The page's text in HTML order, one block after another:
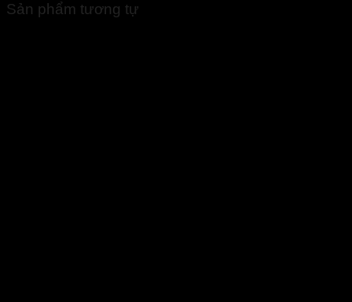
Sản phẩm tương tự